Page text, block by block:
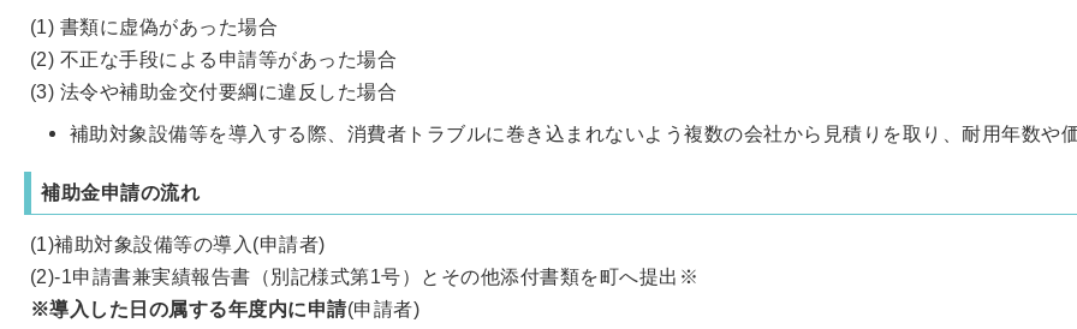
(1) 書類に虚偽があった場合
(2) 不正な手段による申請等があった場合
(3) 法令や補助金交付要綱に違反した場合
補助対象設備等を導入する際、消費者トラブルに巻き込まれないよう複数の会社から見積りを取り、耐用年数や
補助金申請の流れ
(1)補助対象設備等の導入(申請者)
(2)-1申請書兼実績報告書（別記様式第1号）とその他添付書類を町へ提出※
※導入した日の属する年度内に申請(申請者)